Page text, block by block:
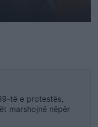
të e protestës,
marshojnë nëpër